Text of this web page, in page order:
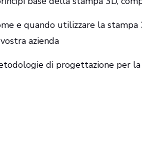
e quando utilizzare la
azienda
di progettazione per